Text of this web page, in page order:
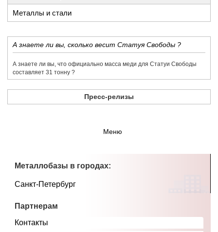
Металлы и стали
​А знаете ли вы, сколько весит Статуя Свободы ?
​А знаете ли вы, что официально масса меди для Статуи Свободы
составляет 31 тонну ?
Пресс-релизы
Меню
Металлобазы в городах:
Санкт-Петербург
Партнерам
Контакты